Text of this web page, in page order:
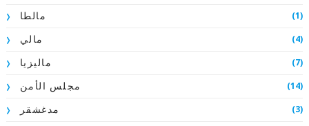
مالطا (1)
مالي (4)
ماليزيا (7)
مجلس الأمن (14)
مدغشقر (3)